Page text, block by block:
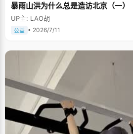
暴雨山洪为什么总是造访北京（一）
UP主: LAO胡
公益 • 2026/7/11